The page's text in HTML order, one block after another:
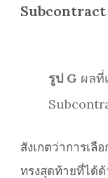
Subcontract
รูป G ผลที่
สังเกตว่าการเ
ทรงสุดท้ายที่ได้ด้